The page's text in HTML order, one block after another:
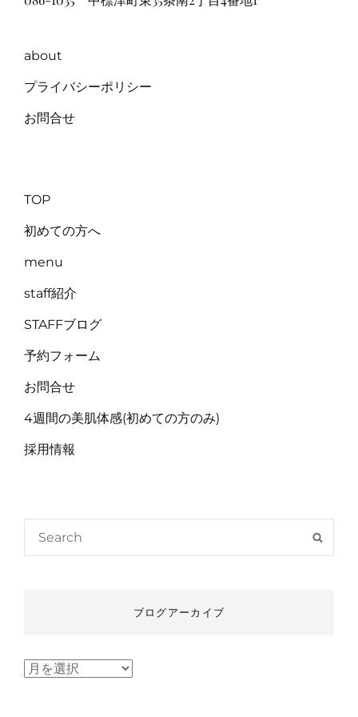
about
プライバシーポリシー
お問合せ
TOP
初めての方へ
menu
staff紹介
STAFFブログ
予約フォーム
お問合せ
4週間の美肌体感(初めての方のみ)
採用情報
Search
ブログアーカイブ
ブ